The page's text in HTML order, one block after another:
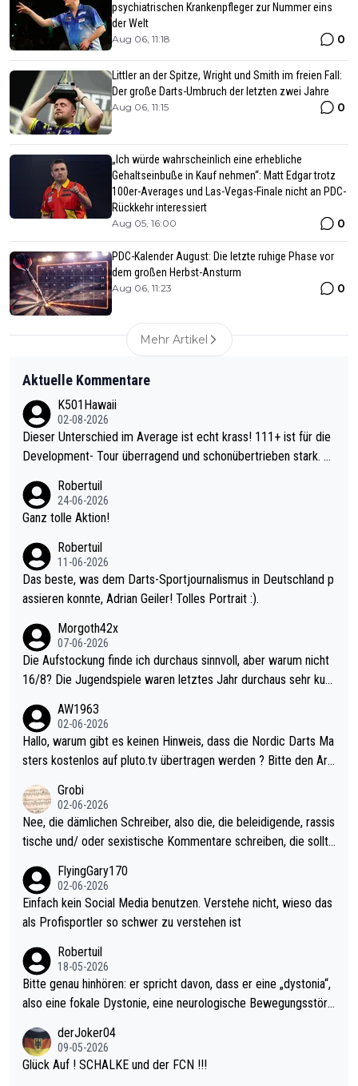
psychiatrischen Krankenpfleger zur Nummer eins
der Welt
Aug 06, 11:18 0
Littler an der Spitze, Wright und Smith im freien Fall:
Der große Darts-Umbruch der letzten zwei Jahre
Aug 06, 11:15 0
„Ich würde wahrscheinlich eine erhebliche
Gehaltseinbuße in Kauf nehmen“: Matt Edgar trotz
100er-Averages und Las-Vegas-Finale nicht an PDC-
Rückkehr interessiert
Aug 05, 16:00 0
PDC-Kalender August: Die letzte ruhige Phase vor
dem großen Herbst-Ansturm
Aug 06, 11:23 0
Mehr Artikel
Aktuelle Kommentare
K501Hawaii
02-08-2026
Dieser Unterschied im Average ist echt krass! 111+ ist für die
Development- Tour überragend und schonübertrieben stark. U
mal 40+ erst recht. Da gewinnst keinen Blumentopf - ist ja noc
h krasser wie ein Pokalspiel eines Kreisligisten vs einem Bund
Robertuil
24-06-2026
Ganz tolle Aktion!
Robertuil
11-06-2026
Das beste, was dem Darts-Sportjournalismus in Deutschland p
assieren konnte, Adrian Geiler! Tolles Portrait :).
Morgoth42x
07-06-2026
Die Aufstockung finde ich durchaus sinnvoll, aber warum nicht
16/8? Die Jugendspiele waren letztes Jahr durchaus sehr kurz
Allerdings ist Mitchell Lawrie als Nummer 1 der Welt eh qualifi
ziert. Somit ändert die automatische Qualifikation des Weltmei
sters erstmal nichts. Ich denke sie wollen damit für nächstes J
ohl wenig WDF Turniere spielen. Dies war bei Archie Self letzt
es Jahr der Fall. Er musste als amtierender Weltmeister durch
den Qualifier und ich glaube kaum, dass Mitchel sich das (in Ve
el hat.
AW1963
02-06-2026
Hallo, warum gibt es keinen Hinweis, dass die Nordic Darts Ma
sters kostenlos auf pluto.tv übertragen werden ? Bitte den Arti
Grobi
02-06-2026
Nee, die dämlichen Schreiber, also die, die beleidigende, rassis
tische und/ oder sexistische Kommentare schreiben, die sollte
s Leben in den Griff kriegen. Nur eins wundert mich: Luke Little
r war doch neulich erst derjenige, der über Social Media GvV p
rovoziert hat. Und Littlers Mutter schießt öfters mal gegen Ric
FlyingGary170
02-06-2026
Einfach kein Social Media benutzen. Verstehe nicht, wieso das
als Profisportler so schwer zu verstehen ist
Robertuil
18-05-2026
Bitte genau hinhören: er spricht davon, dass er eine „dystonia“,
also eine fokale Dystonie, eine neurologische Bewegungsstöru
erden, im Arm hat. Und, dass Medikamente ihm helfen! Ich glau
be immer noch, dass sehr viele der Dartits-Fälle fälschlich psy
derJoker04
09-05-2026
Glück Auf ! SCHALKE und der FCN !!!